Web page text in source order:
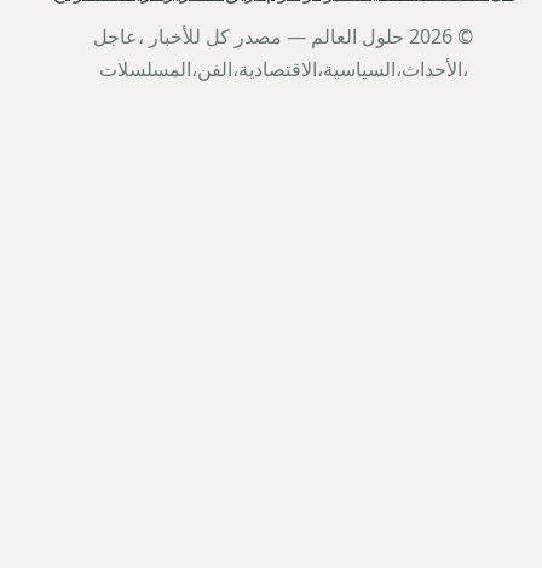
© 2026 حلول العالم — مصدر كل للأخبار ،عاجل
،الأحداث،السياسية،الاقتصادية،الفن،المسلسلات